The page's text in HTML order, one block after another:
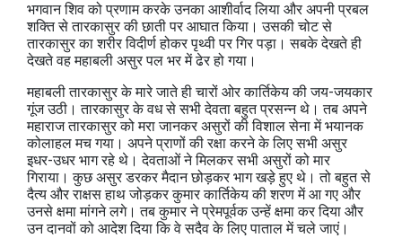
भगवान शिव को प्रणाम करके उनका आशीर्वाद लिया और अपनी प्रबल
शक्ति से तारकासुर की छाती पर आघात किया। उसकी चोट से
तारकासुर का शरीर विदीर्ण होकर पृथ्वी पर गिर पड़ा। सबके देखते ही
देखते वह महाबली असुर पल भर में ढेर हो गया।
महाबली तारकासुर के मारे जाते ही चारों ओर कार्तिकेय की जय-जयकार
गूंज उठी। तारकासुर के वध से सभी देवता बहुत प्रसन्न थे। तब अपने
महाराज तारकासुर को मरा जानकर असुरों की विशाल सेना में भयानक
कोलाहल मच गया। अपने प्राणों की रक्षा करने के लिए सभी असुर
इधर-उधर भाग रहे थे। देवताओं ने मिलकर सभी असुरों को मार
गिराया। कुछ असुर डरकर मैदान छोड़कर भाग खड़े हुए थे। तो बहुत से
दैत्य और राक्षस हाथ जोड़कर कुमार कार्तिकेय की शरण में आ गए और
उनसे क्षमा मांगने लगे। तब कुमार ने प्रेमपूर्वक उन्हें क्षमा कर दिया और
उन दानवों को आदेश दिया कि वे सदैव के लिए पाताल में चले जाएं।